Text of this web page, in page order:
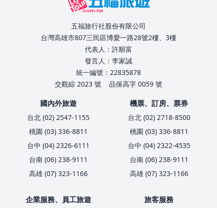
五福旅行社股份有限公司
台灣高雄市807三民區博愛一路28號2樓、3樓
代表人：許順富
發言人：李家誠
統一編號：22835878
交觀綜 2023 號
品保高字 0059 號
國內外旅遊
台北 (02) 2547-1155
桃園 (03) 336-8811
台中 (04) 2326-6111
台南 (06) 238-9111
高雄 (07) 323-1166
機票、訂房、票券
台北 (02) 2718-8500
桃園 (03) 336-8811
台中 (04) 2322-4535
台南 (06) 238-9111
高雄 (07) 323-1166
企業服務、員工旅遊 旅客服務